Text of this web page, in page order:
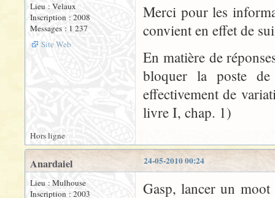
Lieu : Velaux
Inscription : 2008
Messages : 1 237
Site Web
Merci pour les
convient en effet de
En matière de
bloquer la poste
effectivement de
livre I, chap. 1)
Hors ligne
24-05-2010 00:24
Anardaiel
Lieu : Mulhouse
Inscription : 2003
Gasp, lancer un